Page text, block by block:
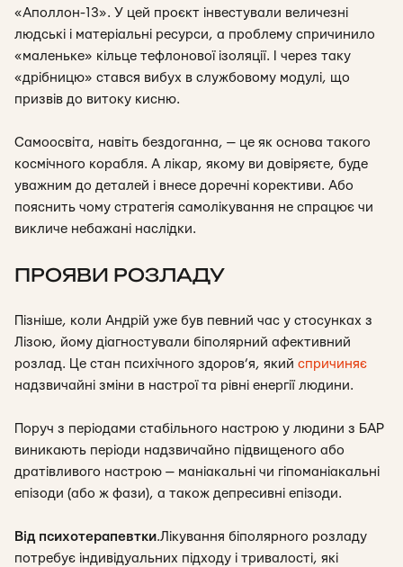
«Аполлон-13». У цей проєкт інвестували величезні
людські і матеріальні ресурси, а проблему спричинило
«маленьке» кільце тефлонової ізоляції. І через таку
«дрібницю» стався вибух в службовому модулі, що
призвів до витоку кисню.
Самоосвіта, навіть бездоганна, — це як основа такого
космічного корабля. А лікар, якому ви довіряєте, буде
уважним до деталей і внесе доречні корективи. Або
пояснить чому стратегія самолікування не спрацює чи
викличе небажані наслідки.
ПРОЯВИ РОЗЛАДУ
Пізніше, коли Андрій уже був певний час у стосунках з
Лізою, йому діагностували біполярний афективний
розлад. Це стан психічного здоров’я, який спричиняє
надзвичайні зміни в настрої та рівні енергії людини.
Поруч з періодами стабільного настрою у людини з БАР
виникають періоди надзвичайно підвищеного або
дратівливого настрою — маніакальні чи гіпоманіакальні
епізоди (або ж фази), а також депресивні епізоди.
Від психотерапевтки.Лікування біполярного розладу
потребує індивідуальних підходу і тривалості, які